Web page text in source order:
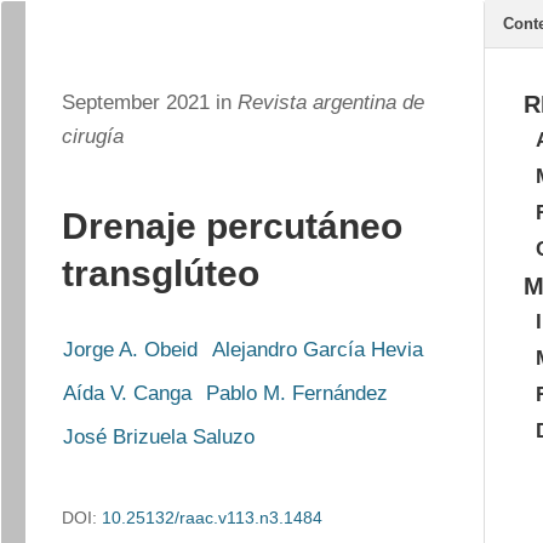
September 2021 in Revista argentina de
cirugía
Drenaje percutáneo
transglúteo
Jorge A. Obeid
Alejandro García Hevia
Aída V. Canga
Pablo M. Fernández
José Brizuela Saluzo
DOI: 10.25132/raac.v113.n3.1484